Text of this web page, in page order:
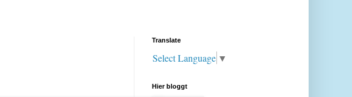
Translate
Select Language ▼
Hier bloggt